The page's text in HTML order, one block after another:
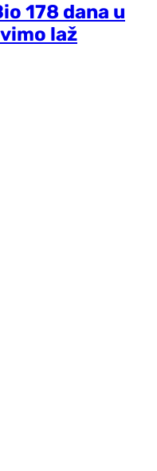
178 dana u
laž